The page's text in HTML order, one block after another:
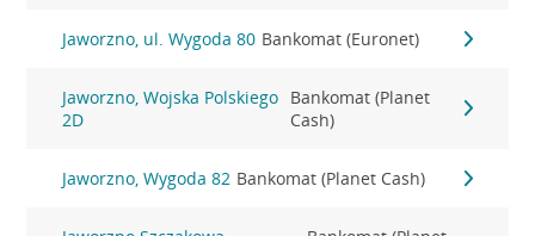
Jaworzno, ul. Wygoda 80 Bankomat (Euronet)
Jaworzno, Wojska Polskiego
2D
Bankomat (Planet
Cash)
Jaworzno, Wygoda 82 Bankomat (Planet Cash)